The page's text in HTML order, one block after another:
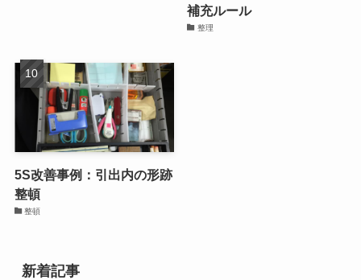
補充ルール
整理
5S改善事例：引出内の形跡
整頓
整頓
新着記事